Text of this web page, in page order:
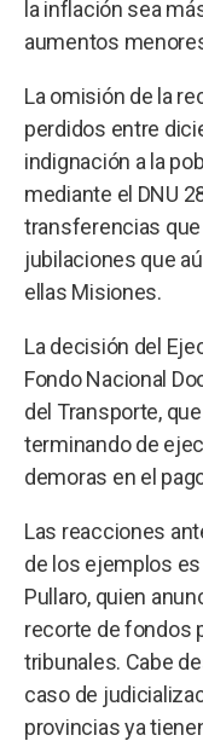
la inflación sea
aumentos
La omisión de la
perdidos entre
indignación a la
mediante el DNU
transferencias que
jubilaciones que
ellas Misiones.
La decisión del
Fondo Nacional
del Transporte,
terminando de
demoras en el
Las reacciones
de los ejemplos
Pullaro, quien
recorte de fondos
tribunales. Cabe
caso de
provincias ya